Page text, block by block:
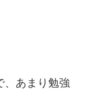
、あまり勉強